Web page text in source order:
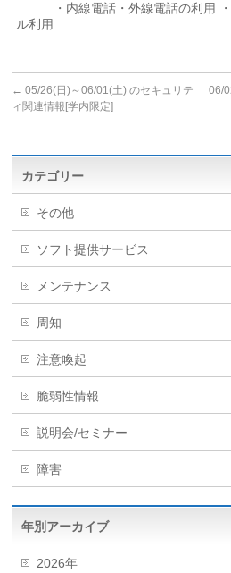
・内線電話・外線電話の利用 ・
ル利用
← 05/26(日)～06/01(土) のセキュリテ
ィ関連情報[学内限定]
06/
カテゴリー
その他
ソフト提供サービス
メンテナンス
周知
注意喚起
脆弱性情報
説明会/セミナー
障害
年別アーカイブ
2026年